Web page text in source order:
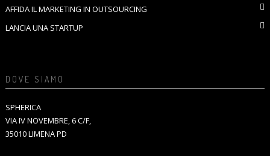
AFFIDA IL MARKETING IN OUTSOURCING
LANCIA UNA STARTUP
DOVE SIAMO
SPHERICA
VIA IV NOVEMBRE, 6 C/F,
35010 LIMENA PD